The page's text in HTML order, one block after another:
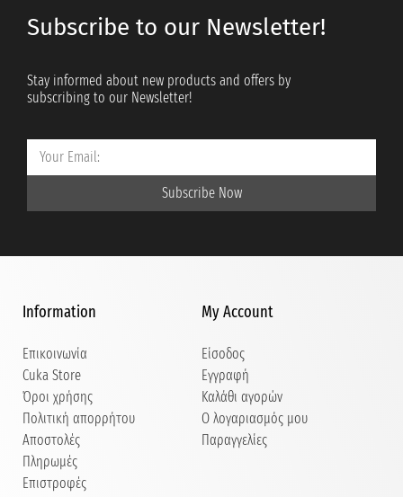
Subscribe to our Newsletter!
Stay informed about new products and offers by
subscribing to our Newsletter!
Subscribe Now
Information
Επικοινωνία
Cuka Store
Όροι χρήσης
Πολιτική απορρήτου
Αποστολές
Πληρωμές
Επιστροφές
My Account
Είσοδος
Εγγραφή
Καλάθι αγορών
Ο λογαριασμός μου
Παραγγελίες